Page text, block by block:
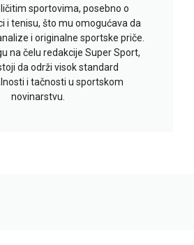
sportovima, posebno o
i tenisu, što mu omogućava da
i originalne sportske priče.
na čelu redakcije Super Sport,
da održi visok standard
i tačnosti u sportskom
novinarstvu.